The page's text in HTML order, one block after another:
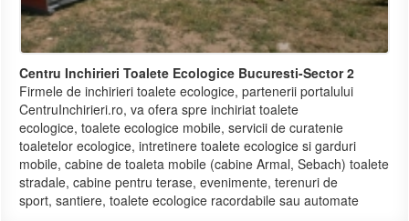
Centru Inchirieri Toalete Ecologice Bucuresti-Sector 2
Firmele de inchirieri toalete ecologice, partenerii portalului
CentruInchirieri.ro, va ofera spre inchiriat toalete
ecologice, toalete ecologice mobile, servicii de curatenie
toaletelor ecologice, intretinere toalete ecologice si garduri
mobile, cabine de toaleta mobile (cabine Armal, Sebach) toalete
stradale, cabine pentru terase, evenimente, terenuri de
sport, santiere, toalete ecologice racordabile sau automate